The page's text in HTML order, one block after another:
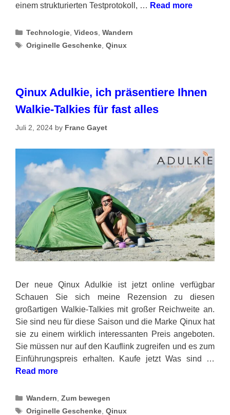
einem strukturierten Testprotokoll, … Read more
Categories
Technologie ,Videos ,Wandern
Tags
Originelle Geschenke ,Qinux
Qinux Adulkie, ich präsentiere Ihnen
Walkie-Talkies für fast alles
Juli 2, 2024 by Franc Gayet
Der neue Qinux Adulkie ist jetzt online verfügbar
Schauen Sie sich meine Rezension zu diesen
großartigen Walkie-Talkies mit großer Reichweite an.
Sie sind neu für diese Saison und die Marke Qinux hat
sie zu einem wirklich interessanten Preis angeboten.
Sie müssen nur auf den Kauflink zugreifen und es zum
Einführungspreis erhalten. Kaufe jetzt Was sind …
Read more
Categories
Wandern ,Zum bewegen
Tags
Originelle Geschenke ,Qinux